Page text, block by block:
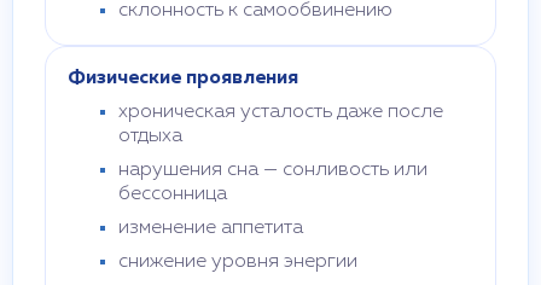
склонность к самообвинению
Физические проявления
хроническая усталость даже после
отдыха
нарушения сна — сонливость или
бессонница
изменение аппетита
снижение уровня энергии